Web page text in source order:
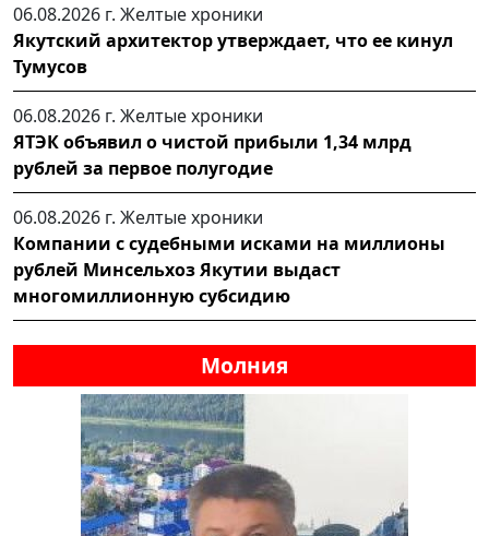
06.08.2026 г. Желтые хроники
Якутский архитектор утверждает, что ее кинул
Тумусов
06.08.2026 г. Желтые хроники
ЯТЭК объявил о чистой прибыли 1,34 млрд
рублей за первое полугодие
06.08.2026 г. Желтые хроники
Компании с судебными исками на миллионы
рублей Минсельхоз Якутии выдаст
многомиллионную субсидию
Молния